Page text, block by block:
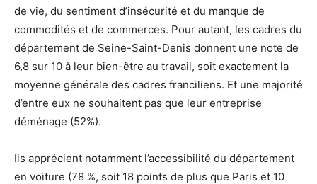
de vie, du sentiment d’insécurité et du manque de
commodités et de commerces. Pour autant, les cadres du
département de Seine-Saint-Denis donnent une note de
6,8 sur 10 à leur bien-être au travail, soit exactement la
moyenne générale des cadres franciliens. Et une majorité
d’entre eux ne souhaitent pas que leur entreprise
déménage (52%).
Ils apprécient notamment l’accessibilité du département
en voiture (78 %, soit 18 points de plus que Paris et 10